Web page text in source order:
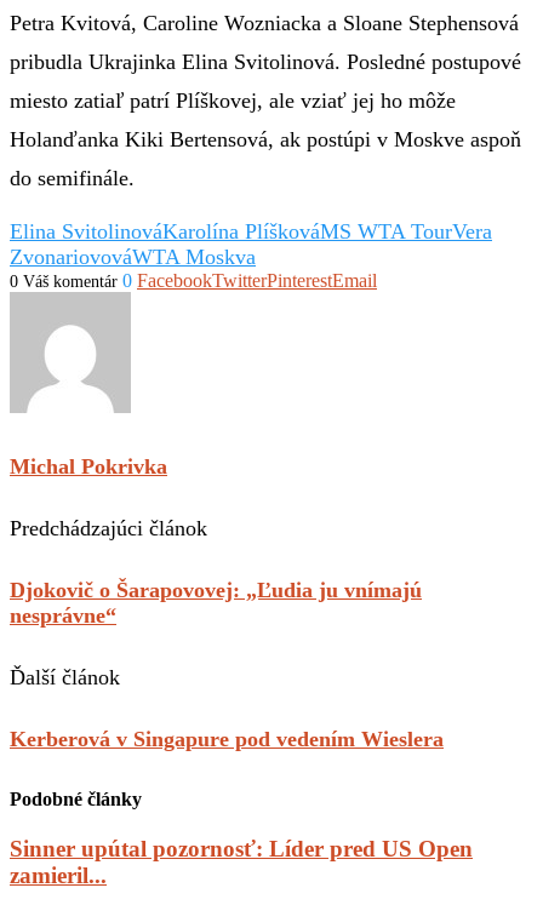
Petra Kvitová, Caroline Wozniacka a Sloane Stephensová
pribudla Ukrajinka Elina Svitolinová. Posledné postupové
miesto zatiaľ patrí Plíškovej, ale vziať jej ho môže
Holanďanka Kiki Bertensová, ak postúpi v Moskve aspoň
do semifinále.
Elina SvitolinováKarolína PlíškováMS WTA TourVera
ZvonariovováWTA Moskva
0 Váš komentár 0 FacebookTwitterPinterestEmail
Michal Pokrivka
Predchádzajúci článok
Djokovič o Šarapovovej: „Ľudia ju vnímajú
nesprávne“
Ďalší článok
Kerberová v Singapure pod vedením Wieslera
Podobné články
Sinner upútal pozornosť: Líder pred US Open
zamieril...